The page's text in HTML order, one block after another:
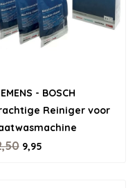
- BOSCH
Reiniger voor
9,95